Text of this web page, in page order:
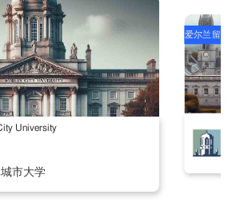
相接受学生。如都柏林porbello学
的南开大学建立了友好院校的关系。
学位的时间一般为3～5年。学生每
独立完成很多课外作业。大多数大学
，十二月一次，五月一次。根据各个
读的课程，学生们每年还要完成指定
University
市大学
爱尔兰留学